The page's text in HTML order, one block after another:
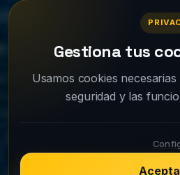
Gestiona tus
Usamos cookies
seguridad y las